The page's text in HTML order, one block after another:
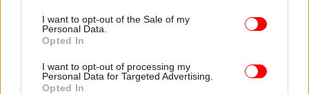
consent section.
I want to opt-out of the Sale of my
Personal Data.
Opted In
I want to opt-out of processing my
Personal Data for Targeted Advertising.
Opted In